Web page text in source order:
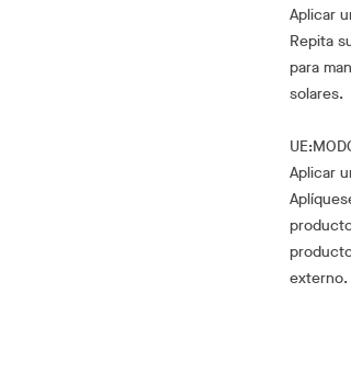
Aplicar
Repita
para
solares.
Aplicar
externo.